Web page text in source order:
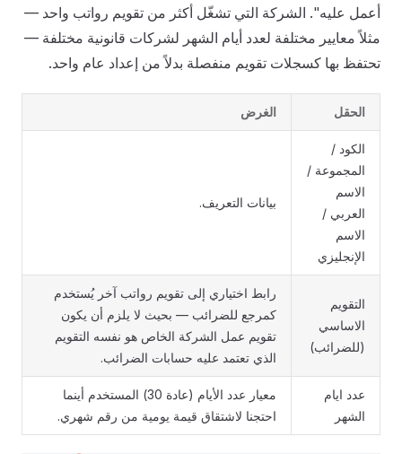
أعمل عليه". الشركة التي تشغّل أكثر من تقويم رواتب واحد —
مثلاً معايير مختلفة لعدد أيام الشهر لشركات قانونية مختلفة —
تحتفظ بها كسجلات تقويم منفصلة بدلاً من إعداد عام واحد.
الحقل الغرض
الكود /
المجموعة /
الاسم
العربي /
الاسم
الإنجليزي
بيانات التعريف.
التقويم
الاساسي
(للضرائب)
رابط اختياري إلى تقويم رواتب آخر يُستخدم
كمرجع للضرائب — بحيث لا يلزم أن يكون
تقويم عمل الشركة الخاص هو نفسه التقويم
الذي تعتمد عليه حسابات الضرائب.
عدد ايام
الشهر
معيار عدد الأيام (عادة 30) المستخدم أينما
احتجنا لاشتقاق قيمة يومية من رقم شهري.